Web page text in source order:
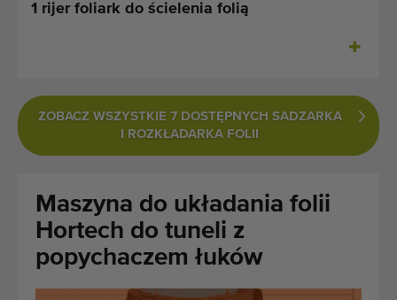
Maszyny
O nas
Kontakt
1 rijer foliark do ścielenia folią
ZOBACZ WSZYSTKIE 7 DOSTĘPNYCH SADZARKA
I ROZKŁADARKA FOLII
Maszyna do układania folii
Hortech do tuneli z
popychaczem łuków